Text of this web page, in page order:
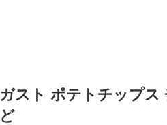
ガスト ポテトチップス
ど